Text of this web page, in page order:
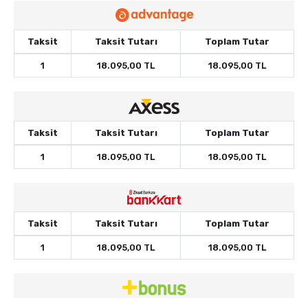
Taksit Taksit Tutarı Toplam Tutar
1 18.095,00 TL 18.095,00 TL
Taksit Taksit Tutarı Toplam Tutar
1 18.095,00 TL 18.095,00 TL
Taksit Taksit Tutarı Toplam Tutar
1 18.095,00 TL 18.095,00 TL